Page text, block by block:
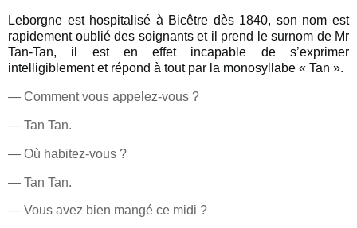
Leborgne est hospitalisé à Bicêtre dès 1840, son nom est
rapidement oublié des soignants et il prend le surnom de Mr
Tan-Tan, il est en effet incapable de s’exprimer
intelligiblement et répond à tout par la monosyllabe « Tan ».
— Comment vous appelez-vous ?
— Tan Tan.
— Où habitez-vous ?
— Tan Tan.
— Vous avez bien mangé ce midi ?